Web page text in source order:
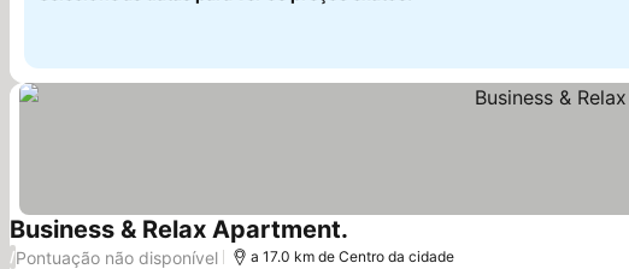
Business & Relax Apartment.
/Pontuação não disponível a 17.0 km de Centro da cidade